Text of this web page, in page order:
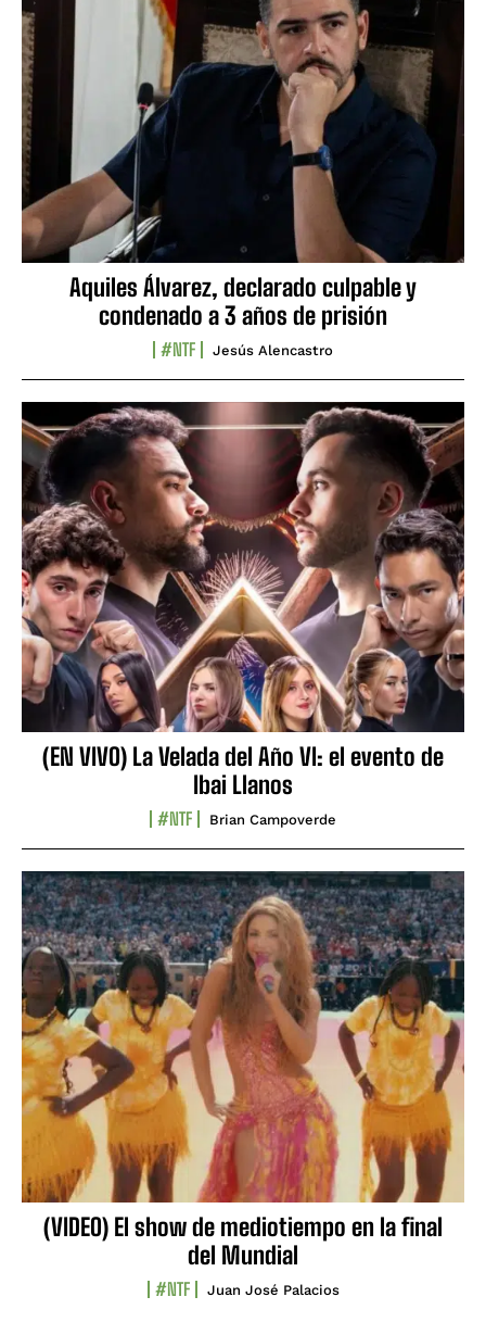
Aquiles Álvarez, declarado culpable y
condenado a 3 años de prisión
#NTF Jesús Alencastro
(EN VIVO) La Velada del Año VI: el evento de
Ibai Llanos
#NTF Brian Campoverde
(VIDEO) El show de mediotiempo en la final
del Mundial
#NTF Juan José Palacios